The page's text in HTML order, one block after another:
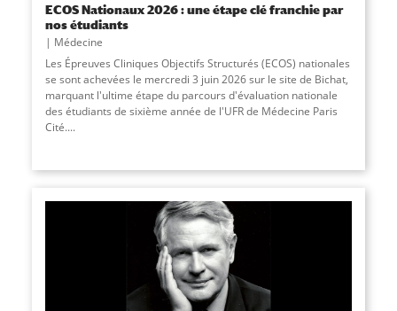
ECOS Nationaux 2026 : une étape clé franchie par
nos étudiants
Médecine
Les Épreuves Cliniques Objectifs Structurés (ECOS) nationales
se sont achevées le mercredi 3 juin 2026 sur le site de Bichat,
marquant l'ultime étape du parcours d'évaluation nationale
des étudiants de sixième année de l'UFR de Médecine Paris
Cité....